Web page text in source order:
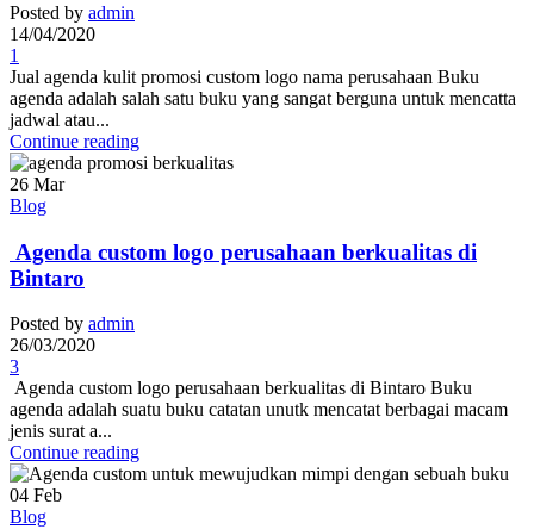
Posted by admin
14/04/2020
1
Jual agenda kulit promosi custom logo nama perusahaan Buku
agenda adalah salah satu buku yang sangat berguna untuk mencatta
jadwal atau...
Continue reading
26 Mar
Blog
Agenda custom logo perusahaan berkualitas di
Bintaro
Posted by admin
26/03/2020
3
Agenda custom logo perusahaan berkualitas di Bintaro Buku
agenda adalah suatu buku catatan unutk mencatat berbagai macam
jenis surat a...
Continue reading
04 Feb
Blog